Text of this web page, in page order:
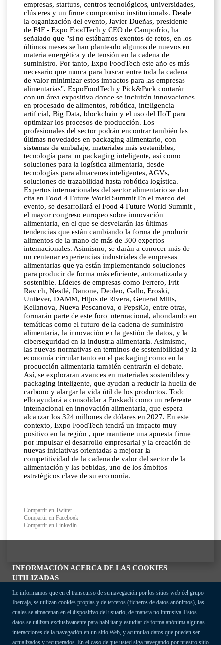
INFORMACIÓN ACERCA DE LAS COOKIES
UTILIZADAS
Le informamos que en el transcurso de su navegación por los sitios web del grupo
Ibercaja, se utilizan cookies propias y de terceros (ficheros de datos anónimos), las
cuales se almacenan en el dispositivo del usuario, de manera no intrusiva. Estos
datos se utilizan exclusivamente para habilitar y estudiar de forma anónima algunas
interacciones de la navegación en un sitio Web, y acumulan datos que pueden ser
actualizados y recuperados. En el caso de que usted siga navegando por nuestro sitio
empresas, startups, centros tecnológicos, universidades,
clústeres y un firme compromiso institucional». Desde
la organización del evento, Javier Dueñas, presidente
de F4F - Expo FoodTech y CEO de Campofrío, ha
señalado que "si no estábamos exentos de retos, en los
últimos meses se han planteado algunos de nuevos en
materia energética y de tensión en la cadena de
suministro. Por tanto, Expo FoodTech este año es más
necesario que nunca para buscar entre toda la cadena
de valor minimizar estos impactos para las empresas
alimentarias". ExpoFoodTech y Pick&Pack contarán
con un área expositiva donde se incluirán innovaciones
en procesado de alimentos, robótica, inteligencia
artificial, Big Data, blockchain y el uso del IIoT para
optimizar los procesos de producción. Los
profesionales del sector podrán encontrar también las
últimas novedades en packaging alimentario, con
sistemas de embalaje, materiales más sostenibles,
tecnología para un packaging inteligente, así como
soluciones para la logística alimentaria, desde
tecnologías para almacenes inteligentes, AGVs,
soluciones de trazabilidad hasta robótica logística.
Expertos internacionales del sector alimentario se dan
cita en Food 4 Future World Summit En el marco del
evento, se desarrollará el Food 4 Future World Summit ,
el mayor congreso europeo sobre innovación
alimentaria, en el que se desvelarán las últimas
tendencias que están cambiando la forma de producir
alimentos de la mano de más de 300 expertos
internacionales. Asimismo, se darán a conocer más de
un centenar experiencias industriales de empresas
alimentarias que ya están implementando soluciones
para producir de forma más eficiente, automatizada y
sostenible. Líderes de empresas como Ferrero, Frit
Ravich, Nestlé, Danone, Deoleo, Gallo, Eroski,
Unilever, DAMM, Hijos de Rivera, General Mills,
Kellanova, Nueva Pescanova, o PepsiCo, entre otras,
formarán parte de este foro internacional, ahondando en
temáticas como el futuro de la cadena de suministro
alimentaria, la innovación en la gestión de datos, y la
ciberseguridad en la industria alimentaria. Asimismo,
las nuevas normativas en términos de sostenibilidad y la
economía circular tanto en el packaging como en la
producción alimentaria también centrarán el debate.
Así, se explorarán avances en materiales sostenibles y
packaging inteligente, que ayudan a reducir la huella de
carbono y alargar la vida útil de los productos. Todo
ello ayudará a consolidar a Euskadi como un referente
internacional en innovación alimentaria, que espera
alcanzar los 324 millones de dólares en 2027. En este
contexto, Expo FoodTech tendrá un impacto muy
positivo en la región , que mantiene una apuesta firme
por impulsar el desarrollo empresarial y la creación de
nuevas iniciativas orientadas a mejorar la
competitividad de la cadena de valor del sector de la
alimentación y las bebidas, uno de los ámbitos
estratégicos clave de su economía.
Compartir en Twitter
Compartir en Facebook
Compartir en LinkedIn